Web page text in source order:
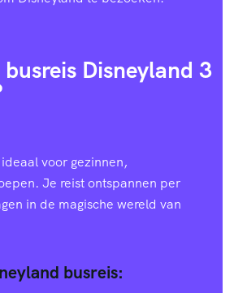
Disneyland 3
ideaal voor gezinnen,
Je reist ontspannen per
in de magische wereld van
busreis: